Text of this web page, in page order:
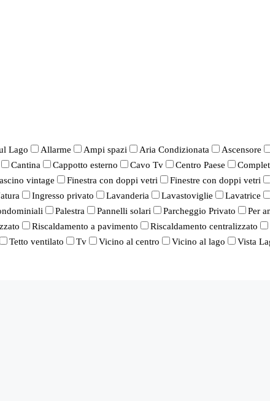
Lago Allarme Ampi spazi Aria Condizionata Ascensore
Cantina Cappotto esterno Cavo Tv Centro Paese
vintage Finestra con doppi vetri Finestre con doppi vetri
Ingresso privato Lavanderia Lavastoviglie Lavatrice
Palestra Pannelli solari Parcheggio Privato Per
Riscaldamento a pavimento Riscaldamento centralizzato
Tetto ventilato Tv Vicino al centro Vicino al lago Vista